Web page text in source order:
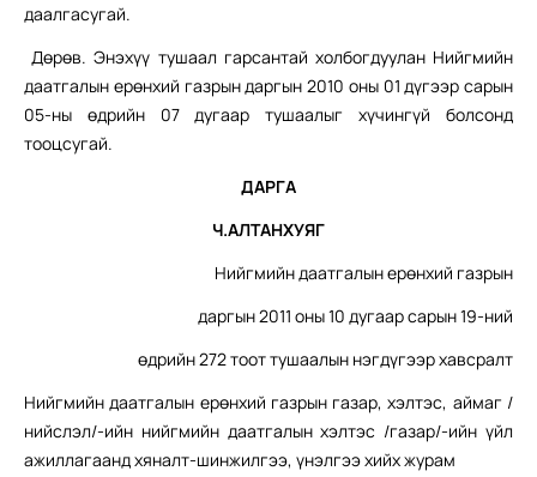
даалгасугай.
Дөрөв. Энэхүү тушаал гарсантай холбогдуулан Нийгмийн
даатгалын ерөнхий газрын даргын 2010 оны 01 дүгээр сарын
05-ны өдрийн 07 дугаар тушаалыг хүчингүй болсонд
тооцсугай.
ДАРГА
Ч.АЛТАНХУЯГ
Нийгмийн даатгалын ерөнхий газрын
даргын 2011 оны 10 дугаар сарын 19-ний
өдрийн 272 тоот тушаалын нэгдүгээр хавсралт
Нийгмийн даатгалын ерөнхий газрын газар, хэлтэс, аймаг /
нийслэл/-ийн нийгмийн даатгалын хэлтэс /газар/-ийн үйл
ажиллагаанд хяналт-шинжилгээ, үнэлгээ хийх журам